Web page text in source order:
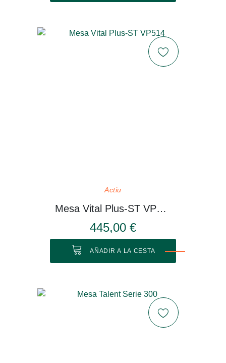
Actiu
Mesa Vital Plus-ST VP514
445,00 €
AÑADIR A LA CESTA